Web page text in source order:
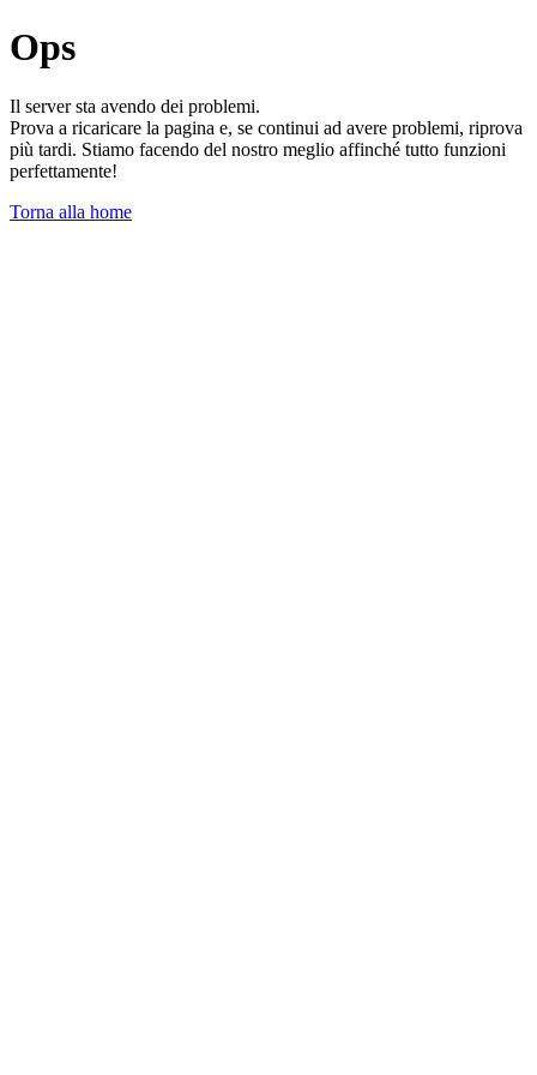
Ops
Il server sta avendo dei problemi.
Prova a ricaricare la pagina e, se continui ad avere problemi, riprova
più tardi. Stiamo facendo del nostro meglio affinché tutto funzioni
perfettamente!
Torna alla home